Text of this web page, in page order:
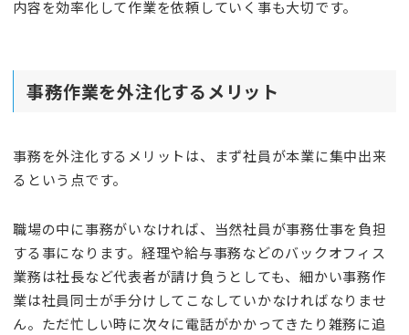
内容を効率化して作業を依頼していく事も大切です。
事務作業を外注化するメリット
事務を外注化するメリットは、まず社員が本業に集中出来
るという点です。
職場の中に事務がいなければ、当然社員が事務仕事を負担
する事になります。経理や給与事務などのバックオフィス
業務は社長など代表者が請け負うとしても、細かい事務作
業は社員同士が手分けしてこなしていかなければなりませ
ん。ただ忙しい時に次々に電話がかかってきたり雑務に追